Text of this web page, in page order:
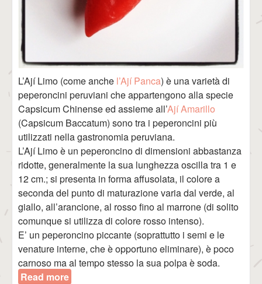
L’Ají Limo (come anche l’Ají Panca) è una varietà di
peperoncini peruviani che appartengono alla specie
Capsicum Chinense ed assieme all’Ají Amarillo
(Capsicum Baccatum) sono tra i peperoncini più
utilizzati nella gastronomia peruviana.
L’Ají Limo è un peperoncino di dimensioni abbastanza
ridotte, generalmente la sua lunghezza oscilla tra 1 e
12 cm.; si presenta in forma affusolata, il colore a
seconda del punto di maturazione varia dal verde, al
giallo, all’arancione, al rosso fino al marrone (di solito
comunque si utilizza di colore rosso intenso).
E’ un peperoncino piccante (soprattutto i semi e le
venature interne, che è opportuno eliminare), è poco
carnoso ma al tempo stesso la sua polpa è soda.
Read more